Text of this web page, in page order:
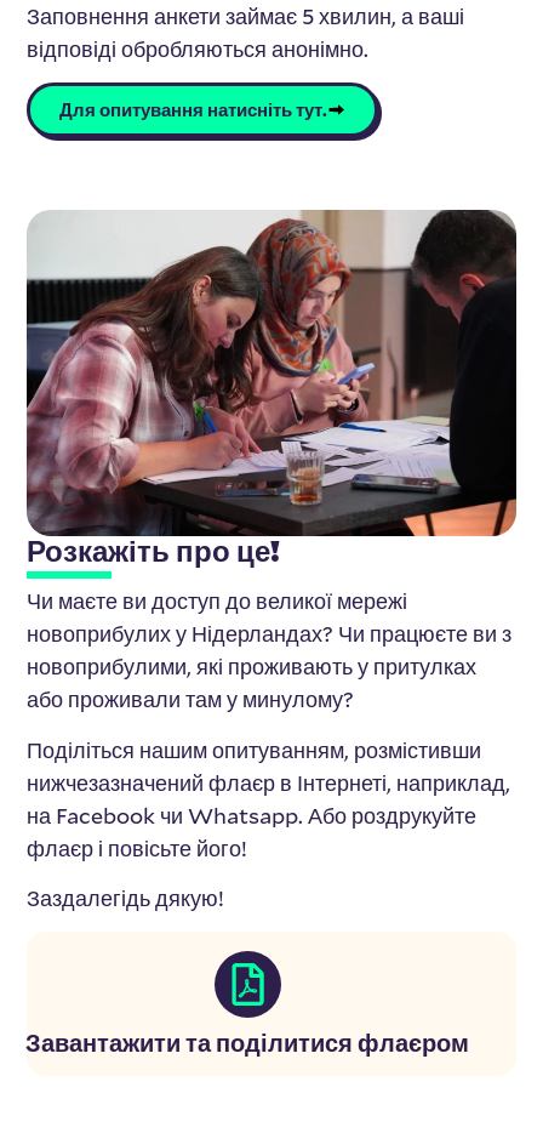
Заповнення анкети займає 5 хвилин, а ваші
відповіді обробляються анонімно.
Для опитування натисніть тут.
Розкажіть про це!
Чи маєте ви доступ до великої мережі
новоприбулих у Нідерландах? Чи працюєте ви з
новоприбулими, які проживають у притулках
або проживали там у минулому?
Поділіться нашим опитуванням, розмістивши
нижчезазначений флаєр в Інтернеті, наприклад,
на Facebook чи Whatsapp. Або роздрукуйте
флаєр і повісьте його!
Заздалегідь дякую!
Завантажити та поділитися флаєром